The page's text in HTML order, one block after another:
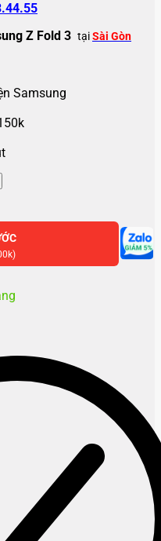
Z Fold 3 tạiSài Gòn
Samsung